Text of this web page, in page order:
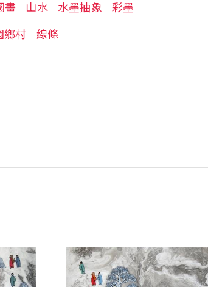
畫 山水 水墨抽象 彩墨
鄉村 線條